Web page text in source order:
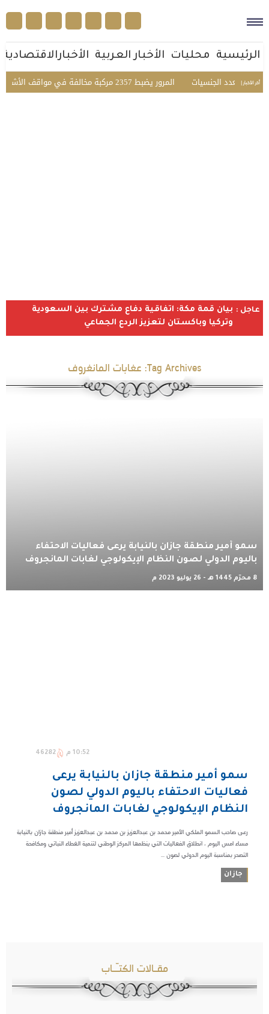
الرئيسية محليات الأخبار العربية الأخبارالاقتصادية
أخر الأخبار | المرور يضبط 2357 مركبة مخالفة في مواقف الأشخاص ذوي الإعاقة بمختلف مناطق المملكة متعدد الجنسيات
عاجل : بيان قمة مكة: اتفاقية دفاع مشترك بين السعودية
وتركيا وباكستان لتعزيز الردع الجماعي
Tag Archives: عغابات المانغروف
سمو أمير منطقة جازان بالنيابة يرعى فعاليات الاحتفاء
باليوم الدولي لصون النظام الإيكولوجي لغابات المانجروف
8 محرّم 1445 هـ - 26 يوليو 2023 م
10:52 م 46282
سمو أمير منطقة جازان بالنيابة يرعى
فعاليات الاحتفاء باليوم الدولي لصون
النظام الإيكولوجي لغابات المانجروف
رعى صاحب السمو الملكي الأمير محمد بن عبدالعزيز بن محمد بن عبدالعزيز أمير منطقة جازان بالنيابة
مساء امس اليوم ، انطلاق الفعاليات التي ينظمها المركز الوطني لتنمية الغطاء النباتي ومكافحة
التصحر بمناسبة اليوم الدولي لصون ...
جازان
مقـالات الكتـّـاب